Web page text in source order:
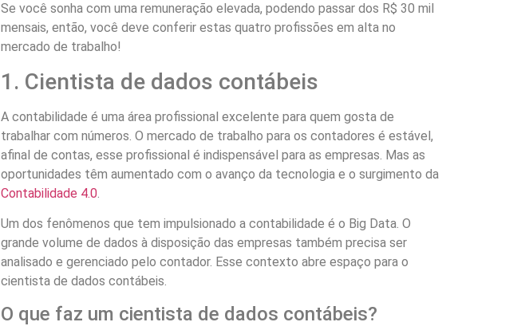
Se você sonha com uma remuneração elevada, podendo passar dos R$ 30 mil
mensais, então, você deve conferir estas quatro profissões em alta no
mercado de trabalho!
1. Cientista de dados contábeis
A contabilidade é uma área profissional excelente para quem gosta de
trabalhar com números. O mercado de trabalho para os contadores é estável,
afinal de contas, esse profissional é indispensável para as empresas. Mas as
oportunidades têm aumentado com o avanço da tecnologia e o surgimento da
Contabilidade 4.0
Um dos fenômenos que tem impulsionado a contabilidade é o Big Data. O
grande volume de dados à disposição das empresas também precisa ser
analisado e gerenciado pelo contador. Esse contexto abre espaço para o
cientista de dados contábeis.
O que faz um cientista de dados contábeis?